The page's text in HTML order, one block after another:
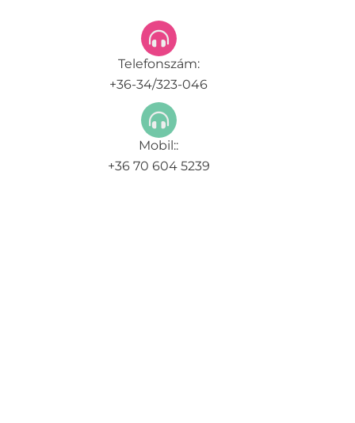
Telefonszám:
+36-34/323-046
Mobil::
+36 70 604 5239